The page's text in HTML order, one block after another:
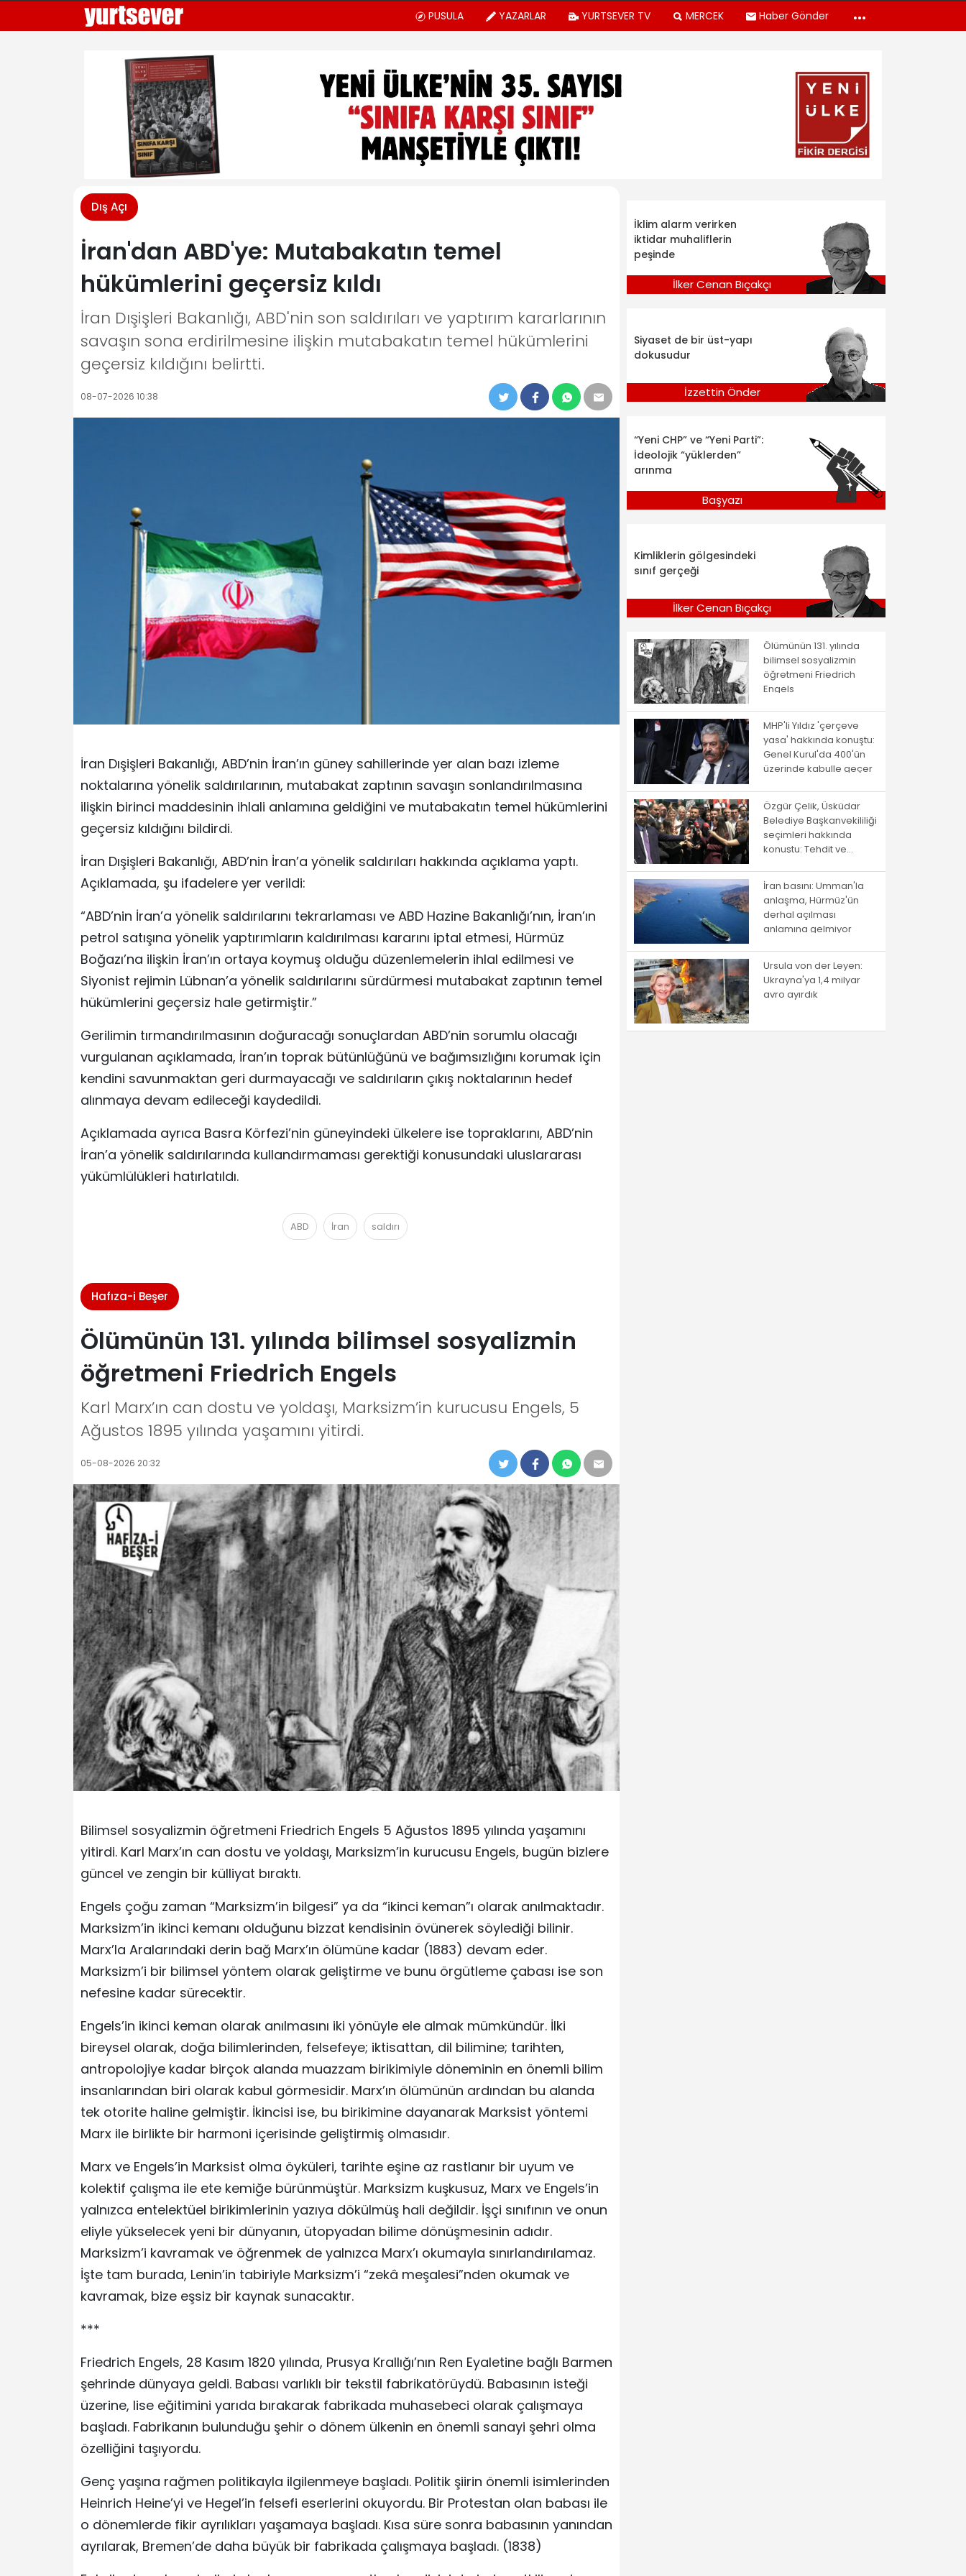
PUSULA YAZARLAR YURTSEVER TV MERCEK Haber Gönder
Dış Açı
İran'dan ABD'ye: Mutabakatın temel
hükümlerini geçersiz kıldı
İran Dışişleri Bakanlığı, ABD'nin son saldırıları ve yaptırım kararlarının
savaşın sona erdirilmesine ilişkin mutabakatın temel hükümlerini
geçersiz kıldığını belirtti.
08-07-2026 10:38
İran Dışişleri Bakanlığı, ABD’nin İran’ın güney sahillerinde yer alan bazı izleme
noktalarına yönelik saldırılarının, mutabakat zaptının savaşın sonlandırılmasına
ilişkin birinci maddesinin ihlali anlamına geldiğini ve mutabakatın temel hükümlerini
geçersiz kıldığını bildirdi.
İran Dışişleri Bakanlığı, ABD’nin İran’a yönelik saldırıları hakkında açıklama yaptı.
Açıklamada, şu ifadelere yer verildi:
“ABD’nin İran’a yönelik saldırılarını tekrarlaması ve ABD Hazine Bakanlığı’nın, İran’ın
petrol satışına yönelik yaptırımların kaldırılması kararını iptal etmesi, Hürmüz
Boğazı’na ilişkin İran’ın ortaya koymuş olduğu düzenlemelerin ihlal edilmesi ve
Siyonist rejimin Lübnan’a yönelik saldırılarını sürdürmesi mutabakat zaptının temel
hükümlerini geçersiz hale getirmiştir.”
Gerilimin tırmandırılmasının doğuracağı sonuçlardan ABD’nin sorumlu olacağı
vurgulanan açıklamada, İran’ın toprak bütünlüğünü ve bağımsızlığını korumak için
kendini savunmaktan geri durmayacağı ve saldırıların çıkış noktalarının hedef
alınmaya devam edileceği kaydedildi.
Açıklamada ayrıca Basra Körfezi’nin güneyindeki ülkelere ise topraklarını, ABD’nin
İran’a yönelik saldırılarında kullandırmaması gerektiği konusundaki uluslararası
yükümlülükleri hatırlatıldı.
ABD İran saldırı
Hafıza-i Beşer
Ölümünün 131. yılında bilimsel sosyalizmin
öğretmeni Friedrich Engels
Karl Marx’ın can dostu ve yoldaşı, Marksizm’in kurucusu Engels, 5
Ağustos 1895 yılında yaşamını yitirdi.
05-08-2026 20:32
Bilimsel sosyalizmin öğretmeni Friedrich Engels 5 Ağustos 1895 yılında yaşamını
yitirdi. Karl Marx’ın can dostu ve yoldaşı, Marksizm’in kurucusu Engels, bugün bizlere
güncel ve zengin bir külliyat bıraktı.
Engels çoğu zaman “Marksizm’in bilgesi” ya da “ikinci keman”ı olarak anılmaktadır.
Marksizm’in ikinci kemanı olduğunu bizzat kendisinin övünerek söylediği bilinir.
Marx’la Aralarındaki derin bağ Marx’ın ölümüne kadar (1883) devam eder.
Marksizm’i bir bilimsel yöntem olarak geliştirme ve bunu örgütleme çabası ise son
nefesine kadar sürecektir.
Engels’in ikinci keman olarak anılmasını iki yönüyle ele almak mümkündür. İlki
bireysel olarak, doğa bilimlerinden, felsefeye; iktisattan, dil bilimine; tarihten,
antropolojiye kadar birçok alanda muazzam birikimiyle döneminin en önemli bilim
insanlarından biri olarak kabul görmesidir. Marx’ın ölümünün ardından bu alanda
tek otorite haline gelmiştir. İkincisi ise, bu birikimine dayanarak Marksist yöntemi
Marx ile birlikte bir harmoni içerisinde geliştirmiş olmasıdır.
Marx ve Engels’in Marksist olma öyküleri, tarihte eşine az rastlanır bir uyum ve
kolektif çalışma ile ete kemiğe bürünmüştür. Marksizm kuşkusuz, Marx ve Engels’in
yalnızca entelektüel birikimlerinin yazıya dökülmüş hali değildir. İşçi sınıfının ve onun
eliyle yükselecek yeni bir dünyanın, ütopyadan bilime dönüşmesinin adıdır.
Marksizm’i kavramak ve öğrenmek de yalnızca Marx’ı okumayla sınırlandırılamaz.
İşte tam burada, Lenin’in tabiriyle Marksizm’i “zekâ meşalesi”nden okumak ve
kavramak, bize eşsiz bir kaynak sunacaktır.
***
Friedrich Engels, 28 Kasım 1820 yılında, Prusya Krallığı’nın Ren Eyaletine bağlı Barmen
şehrinde dünyaya geldi. Babası varlıklı bir tekstil fabrikatörüydü. Babasının isteği
üzerine, lise eğitimini yarıda bırakarak fabrikada muhasebeci olarak çalışmaya
başladı. Fabrikanın bulunduğu şehir o dönem ülkenin en önemli sanayi şehri olma
özelliğini taşıyordu.
Genç yaşına rağmen politikayla ilgilenmeye başladı. Politik şiirin önemli isimlerinden
Heinrich Heine’yi ve Hegel’in felsefi eserlerini okuyordu. Bir Protestan olan babası ile
o dönemlerde fikir ayrılıkları yaşamaya başladı. Kısa süre sonra babasının yanından
ayrılarak, Bremen’de daha büyük bir fabrikada çalışmaya başladı. (1838)
İklim alarm verirken
iktidar muhaliflerin
peşinde
İlker Cenan Bıçakçı
Siyaset de bir üst-yapı
dokusudur
İzzettin Önder
“Yeni CHP” ve “Yeni Parti”:
İdeolojik “yüklerden”
arınma
Başyazı
Kimliklerin gölgesindeki
sınıf gerçeği
İlker Cenan Bıçakçı
Ölümünün 131. yılında
bilimsel sosyalizmin
öğretmeni Friedrich
Engels
MHP'li Yıldız 'çerçeve
yasa' hakkında konuştu:
Genel Kurul'da 400'ün
üzerinde kabulle geçer
Özgür Çelik, Üsküdar
Belediye Başkanvekililiği
seçimleri hakkında
konuştu: Tehdit ve
çalıştılar
İran basını: Umman'la
anlaşma, Hürmüz'ün
derhal açılması
anlamına gelmiyor
Ursula von der Leyen:
Ukrayna'ya 1,4 milyar
avro ayırdık